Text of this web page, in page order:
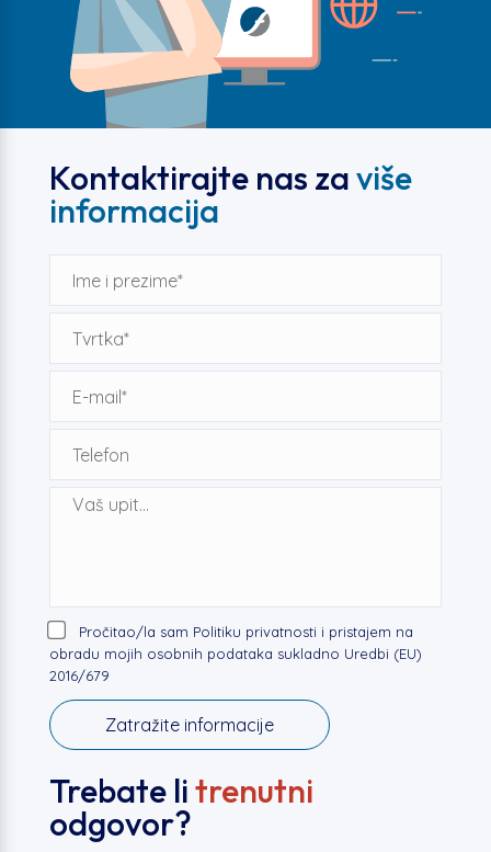
Kontaktirajte nas zaviše
informacija
Pročitao/la sam Politiku privatnosti i pristajem na
obradu mojih osobnih podataka sukladno Uredbi (EU)
2016/679
Trebate litrenutni
odgovor?